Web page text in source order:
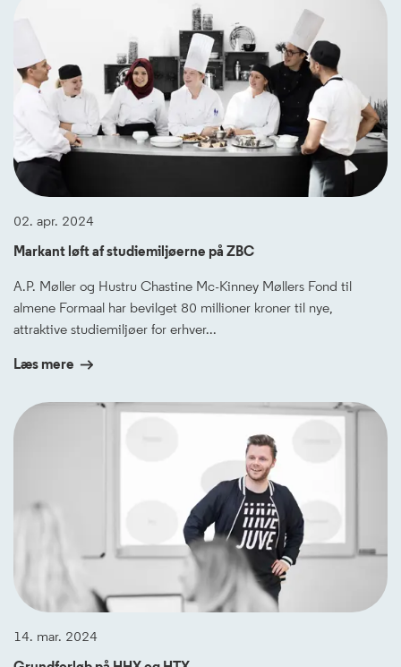
02. apr. 2024
Markant løft af studiemiljøerne på ZBC
A.P. Møller og Hustru Chastine Mc-Kinney Møllers Fond til
almene Formaal har bevilget 80 millioner kroner til nye,
attraktive studiemiljøer for erhver...
Læs mere
14. mar. 2024